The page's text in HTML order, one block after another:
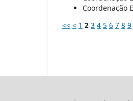
Coordenação
<< < 1 2 3 4 5 6 7 8 9